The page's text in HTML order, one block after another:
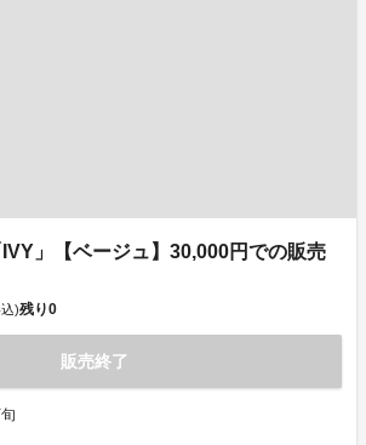
」【ベージュ】30,000円での販売
)残り0
販売終了